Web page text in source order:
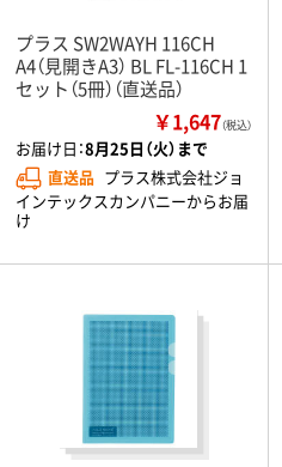
プラス SW2WAYH 116CH
A4（見開きA3） BL FL-116CH 1
セット（5冊）（直送品）
￥1,647（税込）
お届け日：8月25日（火）まで
直送品 プラス株式会社ジョ
インテックスカンパニーからお届
け